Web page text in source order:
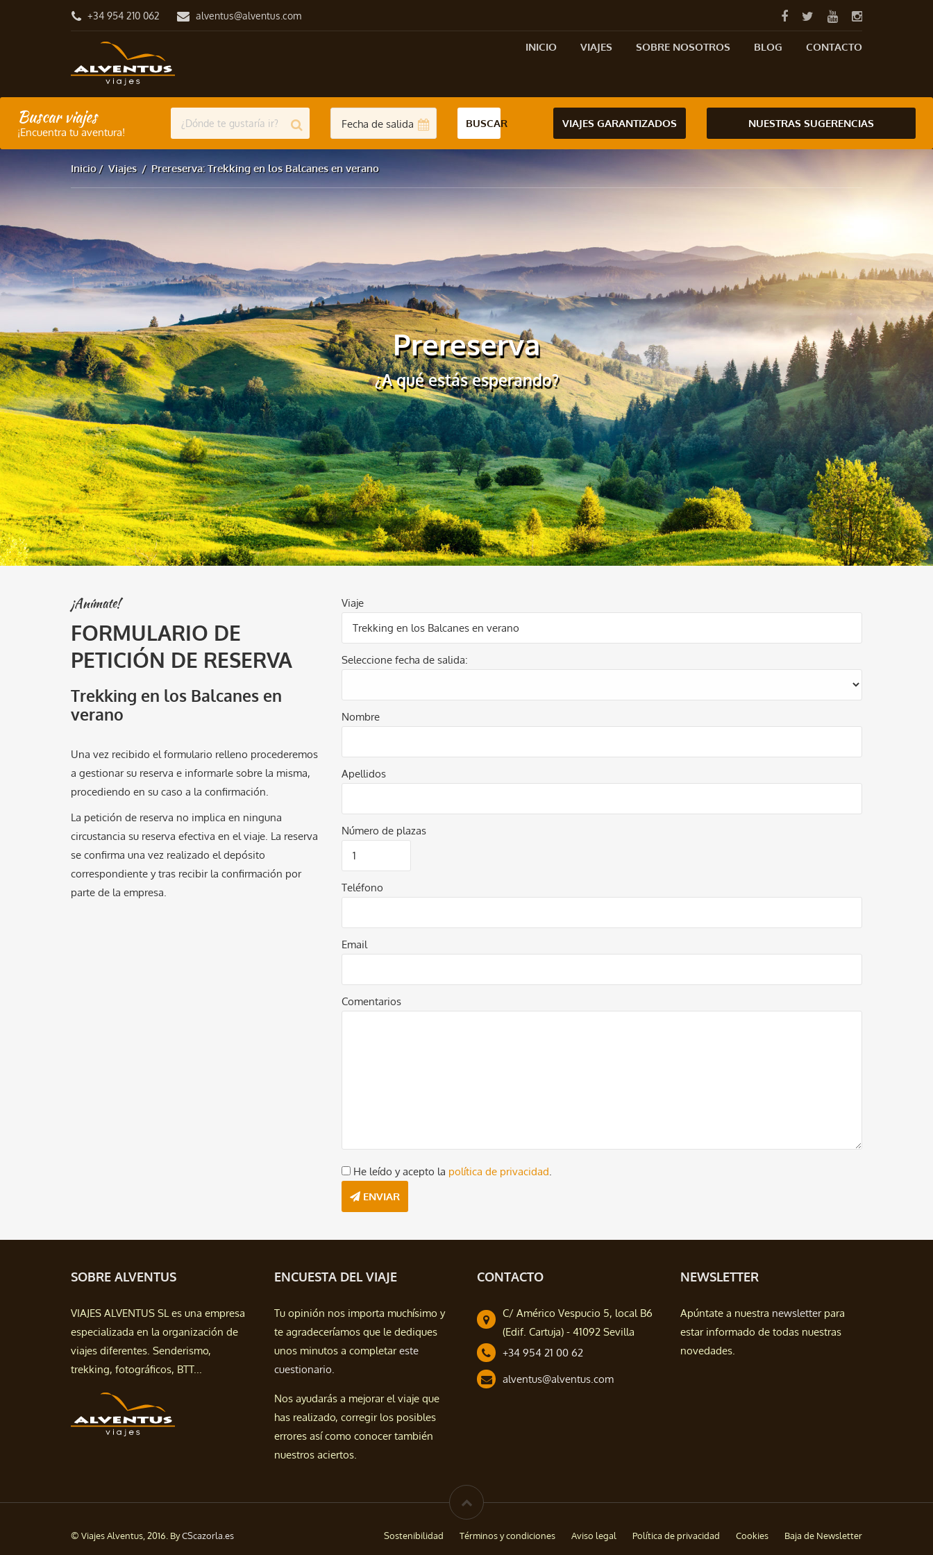
+34 954 210 062 alventus@alventus.com
INICIO VIAJES SOBRE NOSOTROS BLOG CONTACTO
Buscar viajes
¡Encuentra tu aventura!
BUSCAR VIAJES GARANTIZADOS NUESTRAS SUGERENCIAS
Inicio Viajes Prereserva: Trekking en los Balcanes en verano
Prereserva
¿A qué estás esperando?
¡Anímate!
FORMULARIO DE
PETICIÓN DE RESERVA
Trekking en los Balcanes en
verano
Una vez recibido el formulario relleno procederemos
a gestionar su reserva e informarle sobre la misma,
procediendo en su caso a la confirmación.
La petición de reserva no implica en ninguna
circustancia su reserva efectiva en el viaje. La reserva
se confirma una vez realizado el depósito
correspondiente y tras recibir la confirmación por
parte de la empresa.
Viaje
Seleccione fecha de salida:
Nombre
Apellidos
Número de plazas
Teléfono
Email
Comentarios
He leído y acepto la política de privacidad.
ENVIAR
SOBRE ALVENTUS
VIAJES ALVENTUS SL es una empresa
especializada en la organización de
viajes diferentes. Senderismo,
trekking, fotográficos, BTT...
ENCUESTA DEL VIAJE
Tu opinión nos importa muchísimo y
te agradeceríamos que le dediques
unos minutos a completareste
cuestionario.
Nos ayudarás a mejorar el viaje que
has realizado, corregir los posibles
errores así como conocer también
nuestros aciertos.
CONTACTO
C/ Américo Vespucio 5, local B6
(Edif. Cartuja) - 41092 Sevilla
+34 954 21 00 62
alventus@alventus.com
NEWSLETTER
Apúntate a nuestra newsletterpara
estar informado de todas nuestras
novedades.
© Viajes Alventus, 2016. ByCScazorla.es Sostenibilidad Términos y condiciones Aviso legal Política de privacidad Cookies Baja de Newsletter